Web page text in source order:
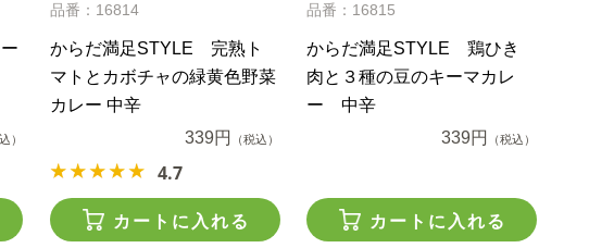
）
品番：16814
からだ満足STYLE 完熟ト
マトとカボチャの緑黄色野菜
カレー 中辛
339円
（税込）
4.7
カートに入れる
品番：16815
からだ満足STYLE 鶏ひき
肉と３種の豆のキーマカレ
ー 中辛
339円
（税込）
カートに入れる